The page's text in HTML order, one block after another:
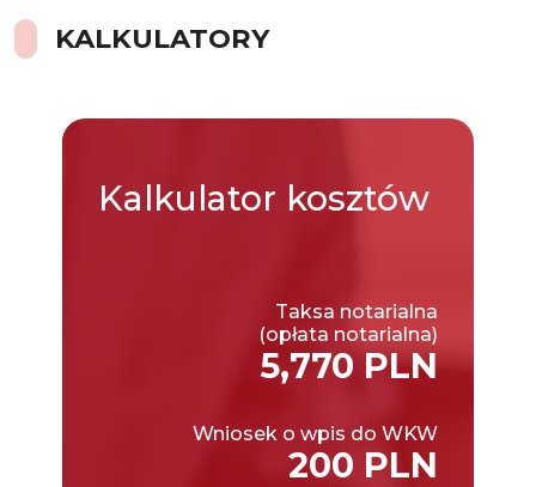
KALKULATORY
Kalkulator kosztów
Taksa notarialna
(opłata notarialna)
5,770 PLN
Wniosek o wpis do WKW
200 PLN